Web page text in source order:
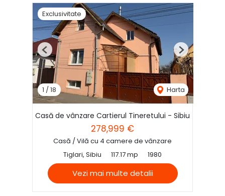
Exclusivitate
1 / 18 Harta
Previous Next
Casă de vânzare Cartierul Tineretului - Sibiu
278,999 €
Casă / Vilă cu 4 camere de vânzare
Tiglari, Sibiu
117.17 mp 1980
Vezi mai multe detalii